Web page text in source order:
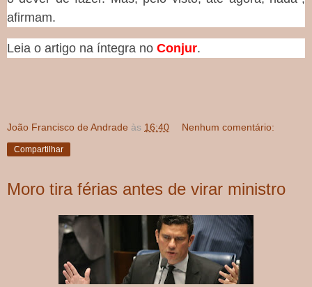
afirmam.
Leia o artigo na íntegra no Conjur.
João Francisco de Andrade às 16:40 Nenhum comentário:
Compartilhar
Moro tira férias antes de virar ministro